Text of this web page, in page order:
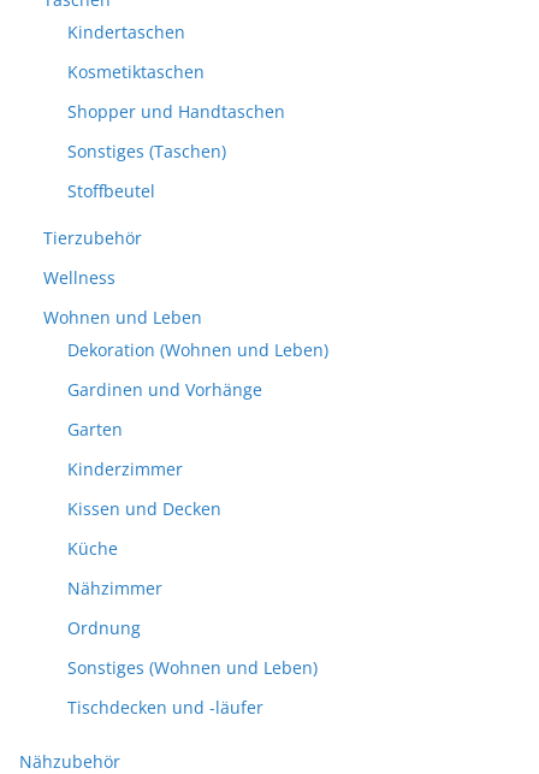
Kindertaschen
Kosmetiktaschen
Shopper und Handtaschen
Sonstiges (Taschen)
Stoffbeutel
Tierzubehör
Wellness
Wohnen und Leben
Dekoration (Wohnen und Leben)
Gardinen und Vorhänge
Garten
Kinderzimmer
Kissen und Decken
Küche
Nähzimmer
Ordnung
Sonstiges (Wohnen und Leben)
Tischdecken und -läufer
Nähzubehör